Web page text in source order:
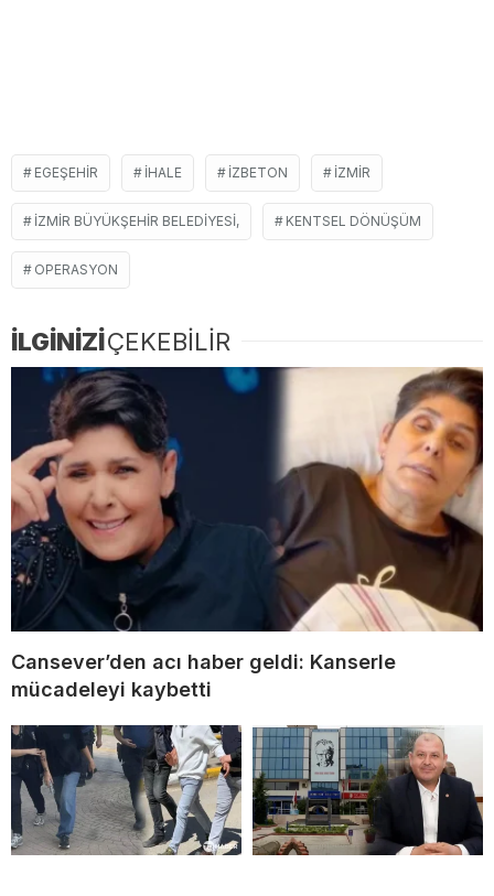
EGEŞEHIR IHALE IZBETON İZMIR
İZMIR BÜYÜKŞEHIR BELEDIYESI, KENTSEL DÖNÜŞÜM
OPERASYON
İLGİNİZİÇEKEBİLİR
Cansever’den acı haber geldi: Kanserle
mücadeleyi kaybetti